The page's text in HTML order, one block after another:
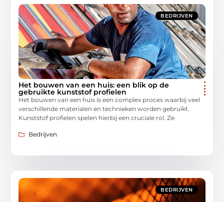
BEDRIJVEN
Het bouwen van een huis: een blik op de
gebruikte kunststof profielen
Het bouwen van een huis is een complex proces waarbij veel
verschillende materialen en technieken worden gebruikt.
Kunststof profielen spelen hierbij een cruciale rol. Ze
Bedrijven
BEDRIJVEN